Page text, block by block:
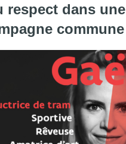
respect dans une
commune